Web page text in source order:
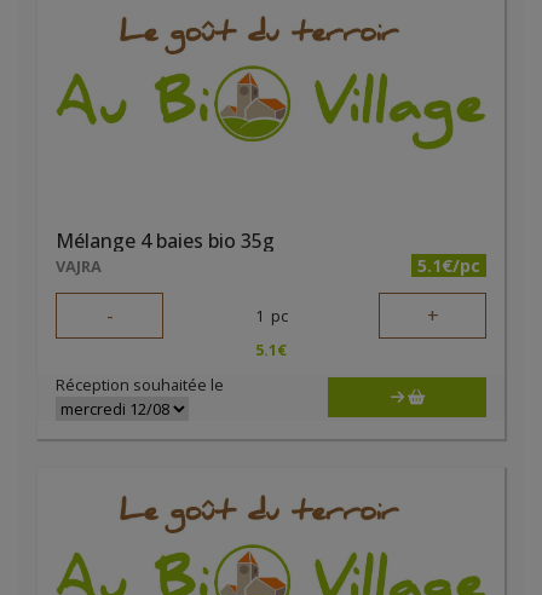
Mélange 4 baies bio 35g
VAJRA 5.1€/pc
- 1 pc +
5.1€
Réception souhaitée le